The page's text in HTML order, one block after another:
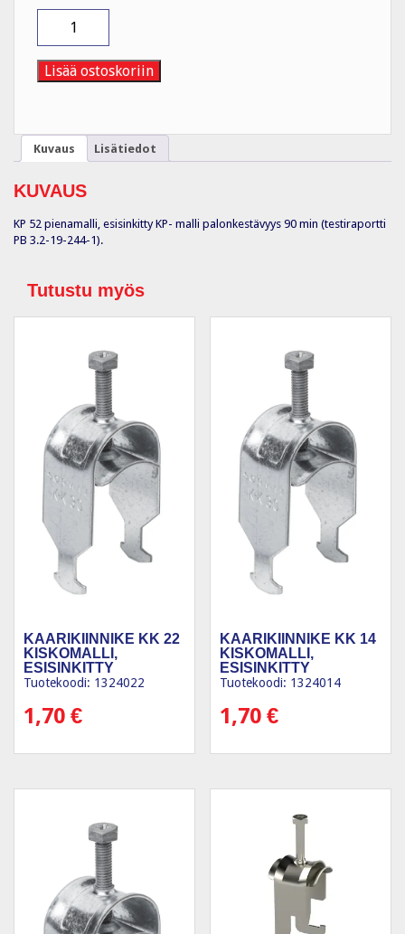
52
pienamalli,
esisinkitty
Lisää ostoskoriin
Kuvaus Lisätiedot
KUVAUS
KP 52 pienamalli, esisinkitty KP- malli palonkestävyys 90 min (testiraportti
PB 3.2-19-244-1).
Tutustu myös
KAARIKIINNIKE KK 22
KISKOMALLI,
ESISINKITTY
Tuotekoodi: 1324022
1,70 €
KAARIKIINNIKE KK 14
KISKOMALLI,
ESISINKITTY
Tuotekoodi: 1324014
1,70€